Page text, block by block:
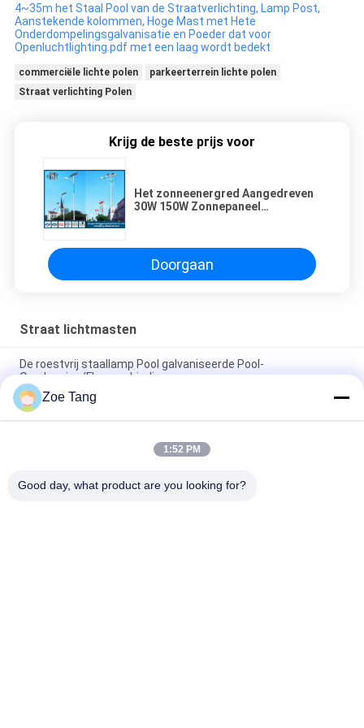
4~35m het Staal Pool van de Straatverlichting, Lamp Post,
Aanstekende kolommen, Hoge Mast met Hete
Onderdompelingsgalvanisatie en Poeder dat voor
Openluchtlighting.pdf met een laag wordt bedekt
commerciële lichte polen
parkeerterrein lichte polen
Straat verlichting Polen
Krijg de beste prijs voor
Het zonneenergred Aangedreven
30W 150W Zonnepaneel
Doorgaan
Straat lichtmasten
De roestvrij staallamp Pool galvaniseerde Pool-
Overlapping/Flensverbinding
Kies/de Dubbele van de Wapen Kegelstraatlantaarn Openlucht
Lichte Pool Inrichtingen van Polen uit
De hete Onderdompeling galvaniseerde de Openluchtnorm
Zoe Tang
1:52 PM
Good day, what product are you looking for?